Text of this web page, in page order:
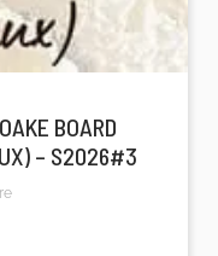
BOARD
– S2026#3